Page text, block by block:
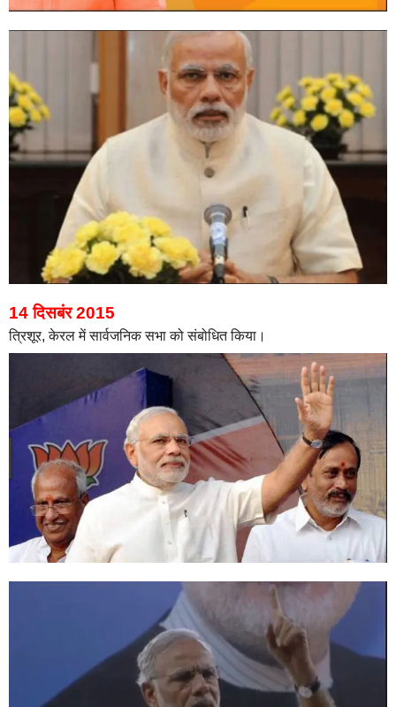
14 दिसबंर 2015
त्रिशूर, केरल में सार्वजनिक सभा को संबोधित किया।